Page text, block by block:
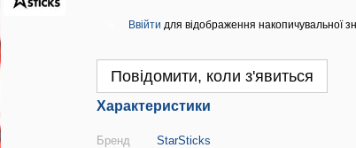
Ввійти для відображення накопичувальної
Повідомити, коли з'явиться
Характеристики
Бренд
StarSticks